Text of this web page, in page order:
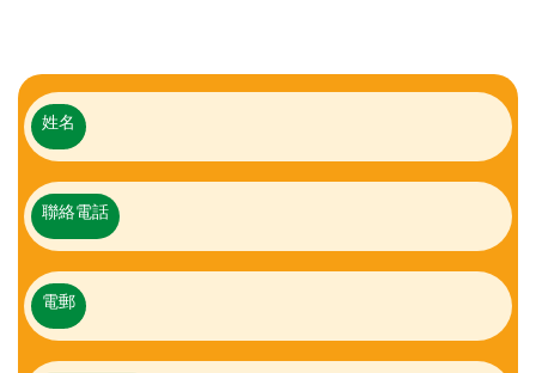
姓名
聯絡電話
電郵